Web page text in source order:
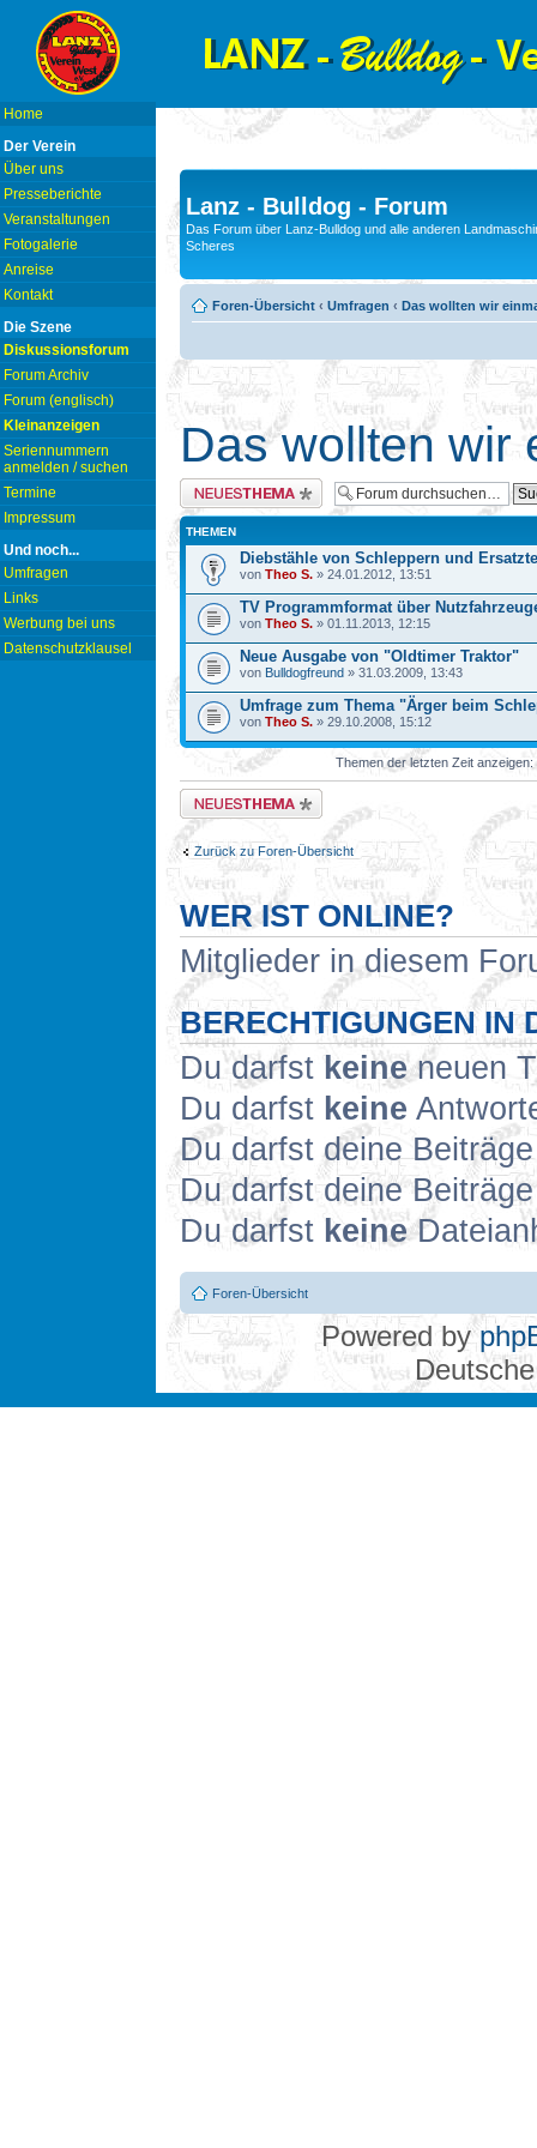
Home
Der Verein
Über uns
Presseberichte
Veranstaltungen
Fotogalerie
Anreise
Kontakt
Die Szene
Diskussionsforum
Forum Archiv
Forum (englisch)
Kleinanzeigen
Seriennummern
anmelden / suchen
Termine
Impressum
Und noch...
Umfragen
Links
Werbung bei uns
Datenschutzklausel
Lanz - Bulldog - Forum
Das Forum über Lanz-Bulldog und alle anderen
Scheres
Foren-Übersicht ‹ Umfragen ‹ Das wollten wir
Das wollten wir
Neues Thema erstellen
THEMEN
Diebstähle von Schleppern und
von Theo S. » 24.01.2012, 13:51
TV Programmformat über
von Theo S. » 01.11.2013, 12:15
Neue Ausgabe von "Oldtimer Traktor"
von Bulldogfreund » 31.03.2009, 13:43
Umfrage zum Thema "Ärger beim
von Theo S. » 29.10.2008, 15:12
Themen der letzten Zeit anzeigen:
Neues Thema erstellen
Zurück zu Foren-Übersicht
WER IST ONLINE?
Mitglieder in diesem
BERECHTIGUNGEN IN
Du darfst keineneuen
Du darfst keine
Du darfst deine
Du darfst deine
Du darfst keine
Foren-Übersicht
Powered by